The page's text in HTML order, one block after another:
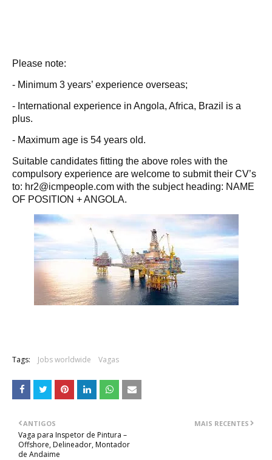
Please note:
- Minimum 3 years’ experience overseas;
- International experience in Angola, Africa, Brazil is a
plus.
- Maximum age is 54 years old.
Suitable candidates fitting the above roles with the
compulsory experience are welcome to submit their CV’s
to: hr2@icmpeople.com with the subject heading: NAME
OF POSITION + ANGOLA.
Tags: Jobs worldwide Vagas
MAIS RECENTES
ANTIGOS
Vaga para Inspetor de Pintura –
Offshore, Delineador, Montador
de Andaime